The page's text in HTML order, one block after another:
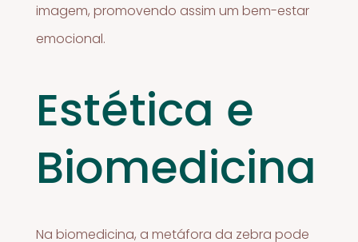
imagem, promovendo assim um bem-estar
emocional.
Estética e
Biomedicina
Na biomedicina, a metáfora da zebra pode